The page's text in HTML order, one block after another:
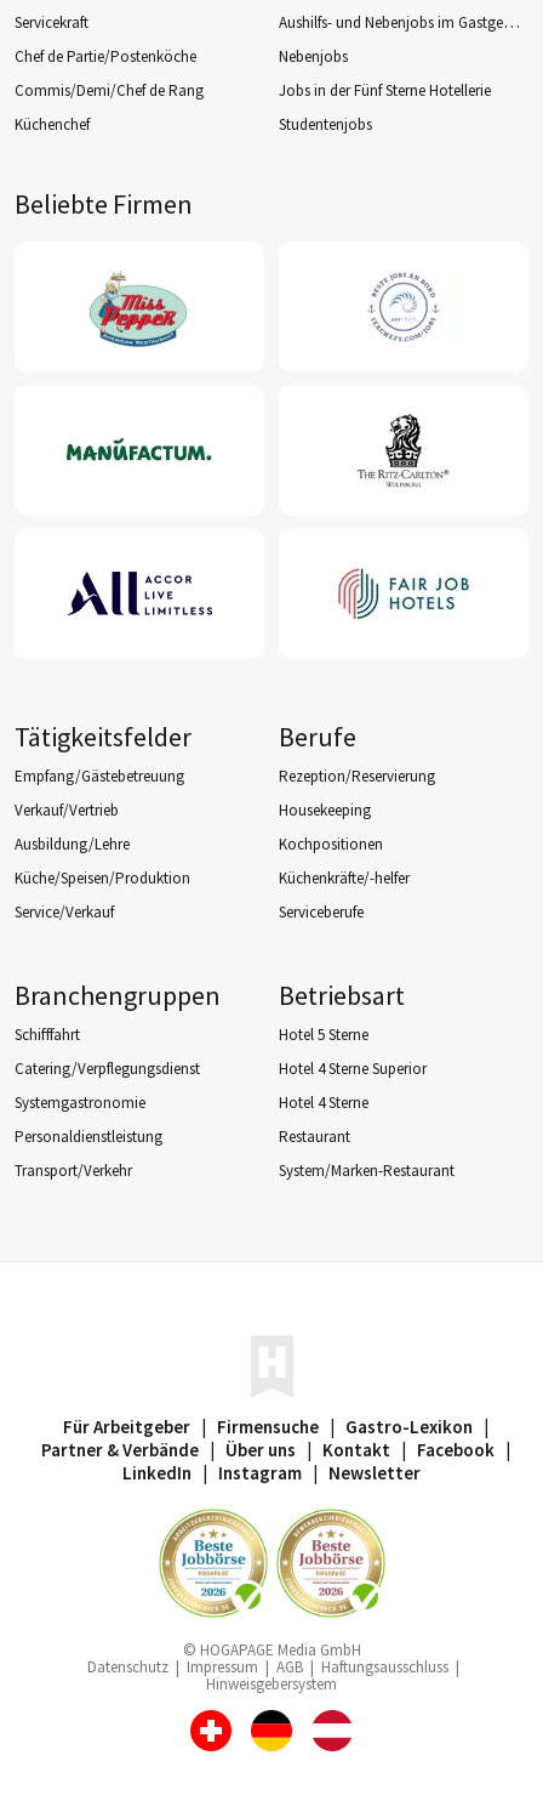
Servicekraft
Chef de Partie/Postenköche
Commis/Demi/Chef de Rang
Küchenchef
Aushilfs- und Nebenjobs im Gastgewerbe
Nebenjobs
Jobs in der Fünf Sterne Hotellerie
Studentenjobs
Beliebte Firmen
Tätigkeitsfelder
Empfang/Gästebetreuung
Verkauf/Vertrieb
Ausbildung/Lehre
Küche/Speisen/Produktion
Service/Verkauf
Berufe
Rezeption/Reservierung
Housekeeping
Kochpositionen
Küchenkräfte/-helfer
Serviceberufe
Branchengruppen
Schifffahrt
Catering/Verpflegungsdienst
Systemgastronomie
Personaldienstleistung
Transport/Verkehr
Betriebsart
Hotel 5 Sterne
Hotel 4 Sterne Superior
Hotel 4 Sterne
Restaurant
System/Marken-Restaurant
Für Arbeitgeber | Firmensuche | Gastro-Lexikon |
Partner & Verbände | Über uns | Kontakt | Facebook |
LinkedIn | Instagram | Newsletter
© HOGAPAGE Media GmbH
Datenschutz | Impressum | AGB | Haftungsausschluss |
Hinweisgebersystem